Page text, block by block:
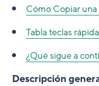
Cómo Copiar una
Tabla teclas
¿Qué sigue a
Descripción